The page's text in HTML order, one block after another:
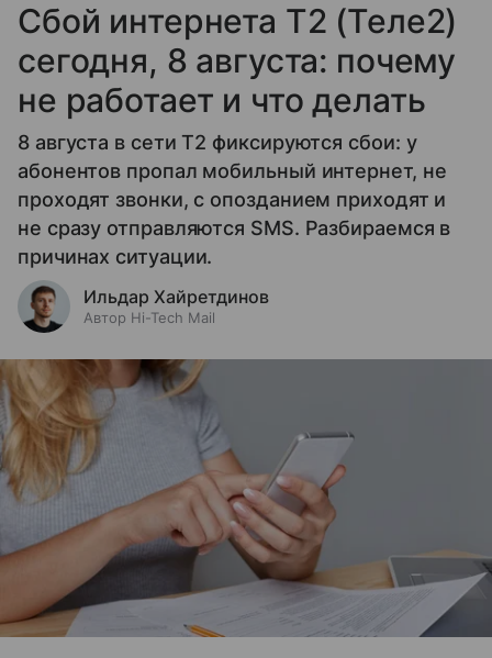
Сбой интернета T2 (Теле2)
сегодня, 8 августа: почему
не работает и что делать
8 августа в сети T2 фиксируются сбои: у
абонентов пропал мобильный интернет, не
проходят звонки, с опозданием приходят и
не сразу отправляются SMS. Разбираемся в
причинах ситуации.
Ильдар Хайретдинов
Автор Hi-Tech Mail